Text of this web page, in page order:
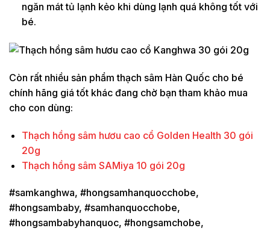
ngăn mát tủ lạnh kẻo khi dùng lạnh quá không tốt với
bé.
Còn rất nhiều sản phẩm thạch sâm Hàn Quốc cho bé
chính hãng giá tốt khác đang chờ bạn tham khảo mua
cho con dùng:
Thạch hồng sâm hươu cao cổ Golden Health 30 gói
20g
Thạch hồng sâm SAMiya 10 gói 20g
#samkanghwa, #hongsamhanquocchobe,
#hongsambaby, #samhanquocchobe,
#hongsambabyhanquoc, #hongsamchobe,